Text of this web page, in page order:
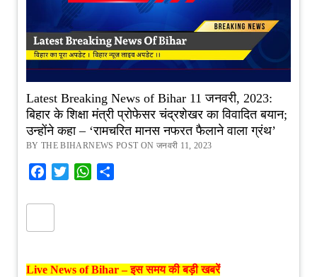
Latest Breaking News of Bihar 11 जनवरी, 2023:
बिहार के शिक्षा मंत्री प्रोफेसर चंद्रशेखर का विवादित बयान;
उन्होंने कहा – ‘रामचरित मानस नफरत फैलाने वाला ग्रंथ’
BY THE BIHARNEWS POST ON जनवरी 11, 2023
Facebook
TwitterWhatsApp
Live News of Bihar – इस समय की बड़ी खबरें